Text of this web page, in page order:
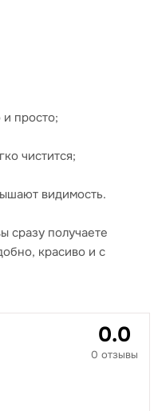
просто;
чистится;
видимость.
сразу получаете
красиво и с
0.0
0 отзывы